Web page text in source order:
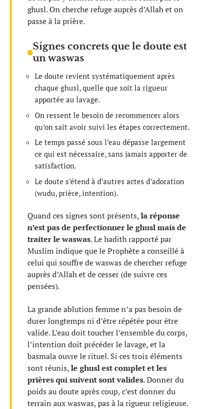
ghusl. On cherche refuge auprès d’Allah et on
passe à la prière.
Signes concrets que le doute est
un waswas
Le doute revient systématiquement après
chaque ghusl, quelle que soit la rigueur
apportée au lavage.
On ressent le besoin de recommencer alors
qu’on sait avoir suivi les étapes correctement.
Le temps passé sous l’eau dépasse largement
ce qui est nécessaire, sans jamais apporter de
satisfaction.
Le doute s’étend à d’autres actes d’adoration
(wudu, prière, intention).
Quand ces signes sont présents,la réponse
n’est pas de perfectionner le ghusl mais de
traiter le waswas. Le hadith rapporté par
Muslim indique que le Prophète a conseillé à
celui qui souffre de waswas de chercher refuge
auprès d’Allah et de cesser (de suivre ces
pensées).
La grande ablution femme n’a pas besoin de
durer longtemps ni d’être répétée pour être
valide. L’eau doit toucher l’ensemble du corps,
l’intention doit précéder le lavage, et la
basmala ouvre le rituel. Si ces trois éléments
sont réunis,le ghusl est complet et les
prières qui suivent sont valides. Donner du
poids au doute après coup, c’est donner du
terrain aux waswas, pas à la rigueur religieuse.